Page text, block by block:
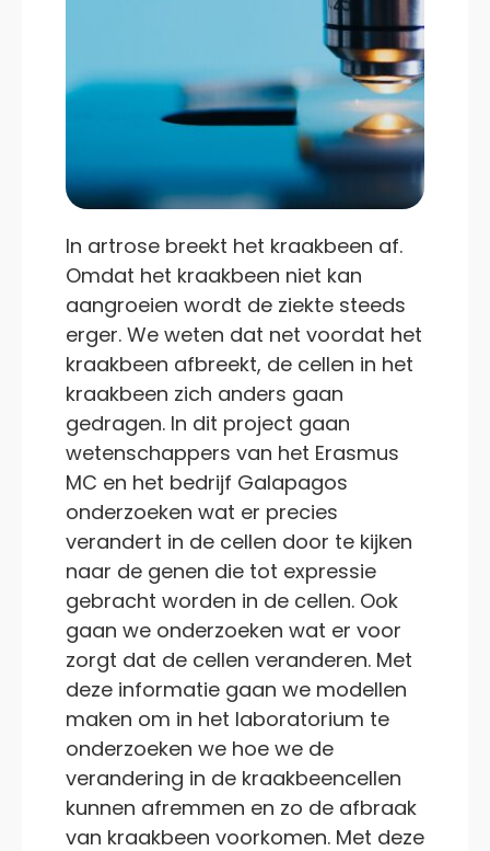
In artrose breekt het kraakbeen af.
Omdat het kraakbeen niet kan
aangroeien wordt de ziekte steeds
erger. We weten dat net voordat het
kraakbeen afbreekt, de cellen in het
kraakbeen zich anders gaan
gedragen. In dit project gaan
wetenschappers van het Erasmus
MC en het bedrijf Galapagos
onderzoeken wat er precies
verandert in de cellen door te kijken
naar de genen die tot expressie
gebracht worden in de cellen. Ook
gaan we onderzoeken wat er voor
zorgt dat de cellen veranderen. Met
deze informatie gaan we modellen
maken om in het laboratorium te
onderzoeken we hoe we de
verandering in de kraakbeencellen
kunnen afremmen en zo de afbraak
van kraakbeen voorkomen. Met deze